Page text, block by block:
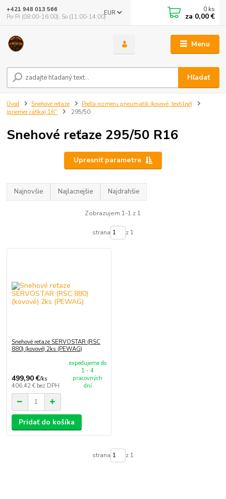
Menu
EUR
Hľadať
+421 948 013 566
Po-Pi (08:00-16:00), So (11:00-14:00)
0 ks
za 0,00 €
Úvod Snehové reťaze
Podľa rozmeru pneumatík (kovové, textilné)
(priemer ráfika) 16''
295/50
Snehové reťaze 295/50 R16
Upresniť parametre
Najnovšie Najlacnejšie Najdrahšie
Zobrazujem 1-1 z 1
strana z 1
Snehové reťaze SERVOSTAR (RSC
880) (kovové) 2ks (PEWAG)
499,90 €/ks
406,42 € bez DPH
expedujeme do
1 - 4
pracovných
dní
Pridať do košíka
strana z 1